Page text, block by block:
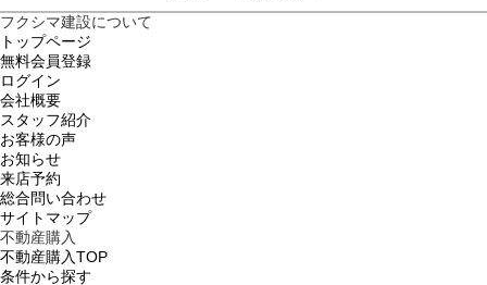
フクシマ建設について
トップページ
無料会員登録
ログイン
会社概要
スタッフ紹介
お客様の声
お知らせ
来店予約
総合問い合わせ
サイトマップ
不動産購入
不動産購入TOP
条件から探す